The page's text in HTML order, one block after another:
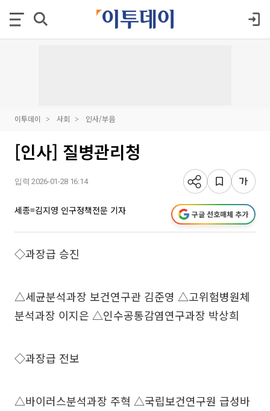
이투데이 사회 인사/부음
[인사] 질병관리청
입력 2026-01-28 16:14
세종=김지영 인구정책전문 기자 구글 선호매체 추가
◇과장급 승진
△세균분석과장 보건연구관 김준영 △고위험병원체
분석과장 이지은 △인수공통감염연구과장 박상희
◇과장급 전보
△바이러스분석과장 주혁 △국립보건연구원 급성바